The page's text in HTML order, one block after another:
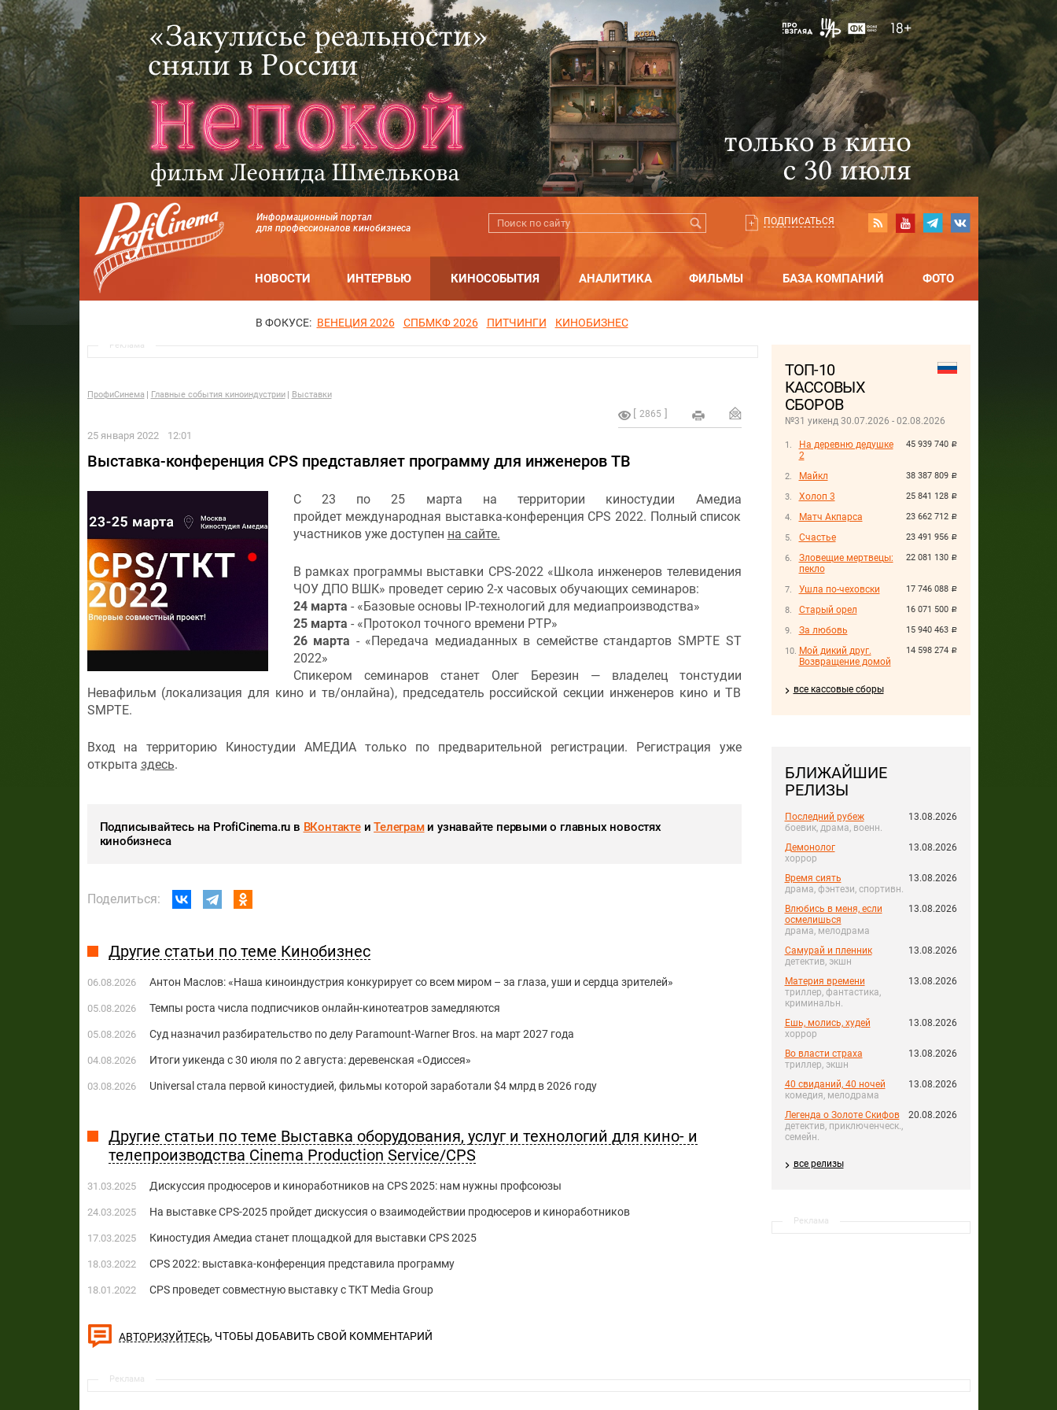
Информационный портал
для профессионалов кинобизнеса
ПОДПИСАТЬСЯ
НОВОСТИ ИНТЕРВЬЮ КИНОСОБЫТИЯ АНАЛИТИКА ФИЛЬМЫ БАЗА КОМПАНИЙ ФОТО
В ФОКУСЕ: ВЕНЕЦИЯ 2026 СПБМКФ 2026 ПИТЧИНГИ КИНОБИЗНЕС
ТОП-10
КАССОВЫХ
СБОРОВ
№31 уикенд 30.07.2026 - 02.08.2026
45 939 740 руб.
На деревню дедушке
2
38 387 809 руб.
Майкл
25 841 128 руб.
Холоп 3
23 662 712 руб.
Матч Акпарса
23 491 956 руб.
Счастье
22 081 130 руб.
Зловещие мертвецы:
пекло
17 746 088 руб.
Ушла по-чеховски
16 071 500 руб.
Старый орел
15 940 463 руб.
За любовь
14 598 274 руб.
Мой дикий друг.
Возвращение домой
все кассовые сборы
БЛИЖАЙШИЕ
РЕЛИЗЫ
Последний рубеж
боевик, драма, военн.
13.08.2026
Демонолог
хоррор
13.08.2026
Время сиять
драма, фэнтези, спортивн.
13.08.2026
Влюбись в меня, если
осмелишься
драма, мелодрама
13.08.2026
Самурай и пленник
детектив, экшн
13.08.2026
Материя времени
триллер, фантастика,
криминальн.
13.08.2026
Ешь, молись, худей
хоррор
13.08.2026
Во власти страха
триллер, экшн
13.08.2026
40 свиданий, 40 ночей
комедия, мелодрама
13.08.2026
Легенда о Золоте Скифов
детектив, приключенческ.,
семейн.
20.08.2026
все релизы
Реклама
Реклама
ПрофиСинема Главные события киноиндустрии Выставки
2865
25 января 2022 12:01
Выставка-конференция СPS представляет программу для инженеров ТВ
С 23 по 25 марта на территории киностудии Амедиа
пройдет международная выставка-конференция СPS 2022. Полный список
участников уже доступен на сайте.
В рамках программы выставки CPS-2022 «Школа инженеров телевидения
ЧОУ ДПО ВШК» проведет серию 2-х часовых обучающих семинаров:
24 марта - «Базовые основы IP-технологий для медиапроизводства»
25 марта - «Протокол точного времени PTP»
26 марта - «Передача медиаданных в семействе стандартов SMPTE ST
2022»
Спикером семинаров станет Олег Березин — владелец тонстудии
Невафильм (локализация для кино и тв/онлайна), председатель российской секции инженеров кино и ТВ
SMPTE.
Вход на территорию Киностудии АМЕДИА только по предварительной регистрации. Регистрация уже
открыта здесь.
Подписывайтесь на ProfiCinema.ru в ВКонтактеиТелеграми узнавайте первыми о главных новостях
кинобизнеса
Поделиться:
Другие статьи по теме Кинобизнес
06.08.2026 Антон Маслов: «Наша киноиндустрия конкурирует со всем миром – за глаза, уши и сердца зрителей»
05.08.2026 Темпы роста числа подписчиков онлайн-кинотеатров замедляются
05.08.2026 Суд назначил разбирательство по делу Paramount-Warner Bros. на март 2027 года
04.08.2026 Итоги уикенда с 30 июля по 2 августа: деревенская «Одиссея»
03.08.2026 Universal стала первой киностудией, фильмы которой заработали $4 млрд в 2026 году
Другие статьи по теме Выставка оборудования, услуг и технологий для кино- и
телепроизводства Cinema Production Service/CPS
31.03.2025 Дискуссия продюсеров и киноработников на CPS 2025: нам нужны профсоюзы
24.03.2025 На выставке CPS-2025 пройдет дискуссия о взаимодействии продюсеров и киноработников
17.03.2025 Киностудия Амедиа станет площадкой для выставки CPS 2025
18.03.2022 СPS 2022: выставка-конференция представила программу
18.01.2022 СPS проведет совместную выставку с TKT Media Group
АВТОРИЗУЙТЕСЬ, ЧТОБЫ ДОБАВИТЬ СВОЙ КОММЕНТАРИЙ
Реклама